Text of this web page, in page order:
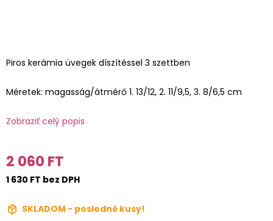
Piros kerámia üvegek díszítéssel 3 szettben
Méretek: magasság/átmérő 1. 13/12, 2. 11/9,5, 3. 8/6,5 cm
Zobraziť celý popis
2 060 FT
1 630 FT bez DPH
SKLADOM - posledné kusy!